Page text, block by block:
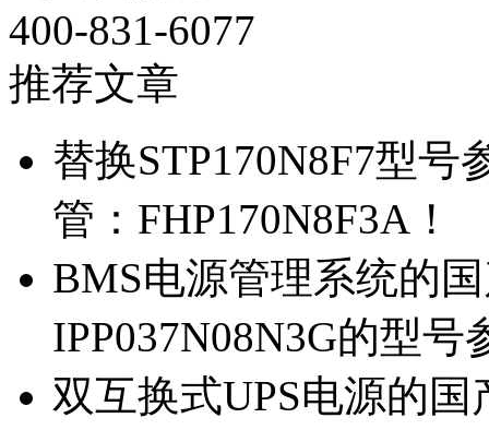
400-831-6077
推荐文章
替换STP170N8F7型
管：FHP170N8F3A！
BMS电源管理系统的
IPP037N08N3G的型号
双互换式UPS电源的